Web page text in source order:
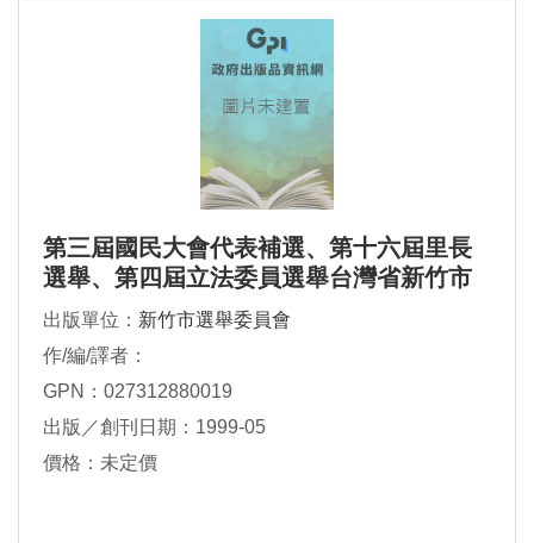
第三屆國民大會代表補選、第十六屆里長
選舉、第四屆立法委員選舉台灣省新竹市
選務實錄
出版單位： 新竹市選舉委員會
作/編/譯者：
GPN：027312880019
出版／創刊日期：1999-05
價格：未定價